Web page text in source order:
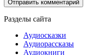
Разделы сайта
Аудиосказки
Аудиорассказы
Аудиокниги